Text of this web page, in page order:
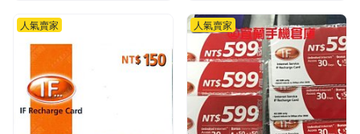
人氣賣家 人氣賣家